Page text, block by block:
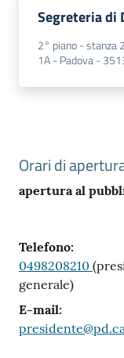
Newsle
tter
Segreteria di
2° piano - stanza
1A - Padova -
Orari di
apertura al
Telefono:
0498208210
generale)
E-mail: